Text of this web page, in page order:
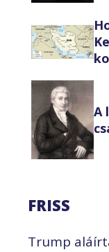
A
FRISS
Trump